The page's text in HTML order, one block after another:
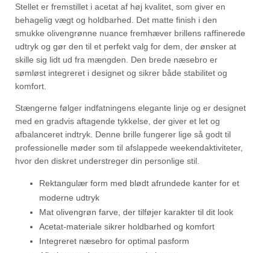
Stellet er fremstillet i acetat af høj kvalitet, som giver en
behagelig vægt og holdbarhed. Det matte finish i den
smukke olivengrønne nuance fremhæver brillens raffinerede
udtryk og gør den til et perfekt valg for dem, der ønsker at
skille sig lidt ud fra mængden. Den brede næsebro er
sømløst integreret i designet og sikrer både stabilitet og
komfort.
Stængerne følger indfatningens elegante linje og er designet
med en gradvis aftagende tykkelse, der giver et let og
afbalanceret indtryk. Denne brille fungerer lige så godt til
professionelle møder som til afslappede weekendaktiviteter,
hvor den diskret understreger din personlige stil.
Rektangulær form med blødt afrundede kanter for et
moderne udtryk
Mat olivengrøn farve, der tilføjer karakter til dit look
Acetat-materiale sikrer holdbarhed og komfort
Integreret næsebro for optimal pasform